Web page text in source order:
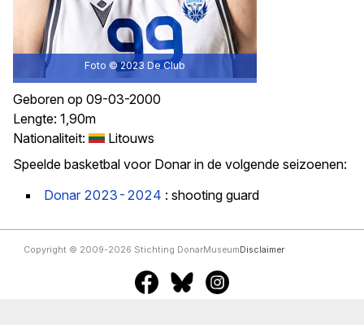
Geboren op 09-03-2000
Lengte: 1,90m
Nationaliteit:
Litouws
Speelde basketbal voor Donar in de volgende seizoenen:
Donar 2023-2024 : shooting guard
Foto © 2023 De Club
Copyright © 2009-2026 Stichting DonarMuseum Disclaimer